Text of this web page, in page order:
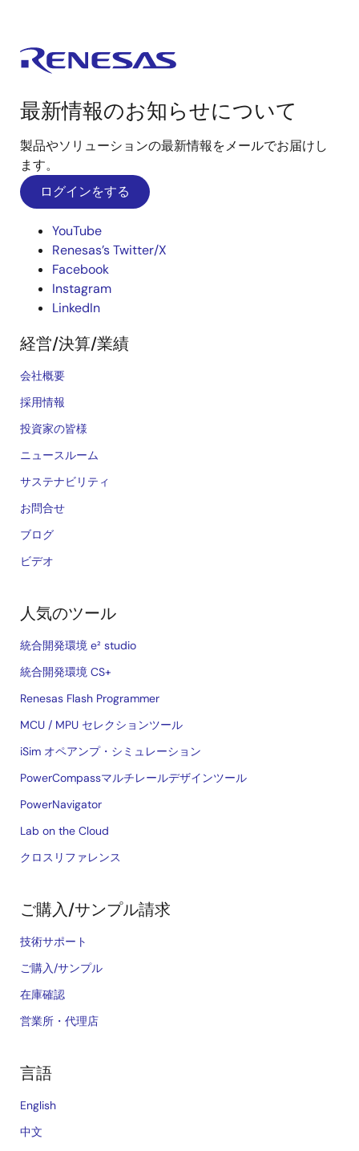
最新情報のお知らせについて
製品やソリューションの最新情報をメールでお届けし
ます。
ログインをする
YouTube
Renesas’s Twitter/X
Facebook
Instagram
LinkedIn
経営/決算/業績
会社概要
採用情報
投資家の皆様
ニュースルーム
サステナビリティ
お問合せ
ブログ
ビデオ
人気のツール
統合開発環境 e² studio
統合開発環境 CS+
Renesas Flash Programmer
MCU / MPU セレクションツール
iSim オペアンプ・シミュレーション
PowerCompassマルチレールデザインツール
PowerNavigator
Lab on the Cloud
クロスリファレンス
ご購入/サンプル請求
技術サポート
ご購入/サンプル
在庫確認
営業所・代理店
言語
English
中文